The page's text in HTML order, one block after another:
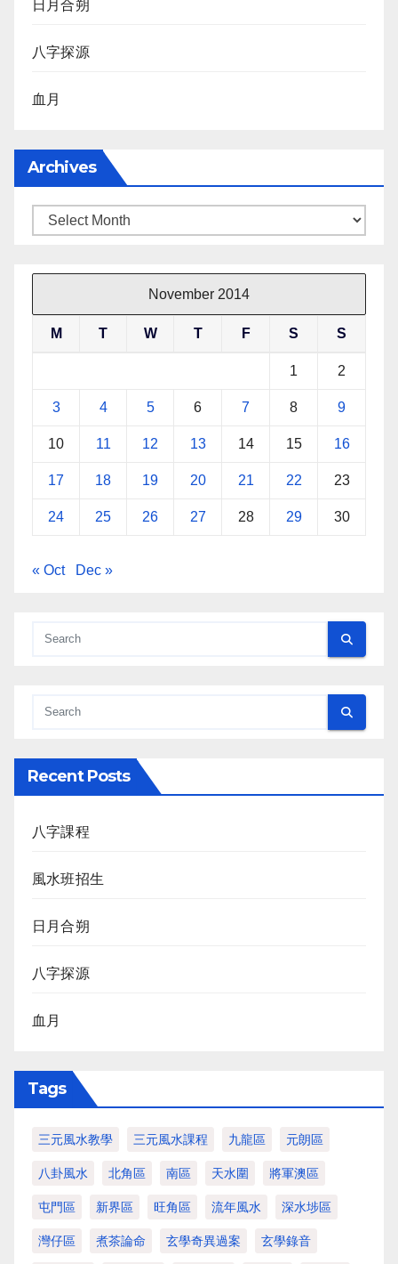
日月合朔
八字探源
血月
Archives
Archives
November 2014
M T W T F S S
1 2
3 4 5 6 7 8 9
10 11 12 13 14 15 16
17 18 19 20 21 22 23
24 25 26 27 28 29 30
« Oct Dec »
Recent Posts
八字課程
風水班招生
日月合朔
八字探源
血月
Tags
三元風水教學 三元風水課程 九龍區 元朗區
八卦風水 北角區 南區 天水圍 將軍澳區
屯門區 新界區 旺角區 流年風水 深水埗區
灣仔區 煮茶論命 玄學奇異過案 玄學錄音